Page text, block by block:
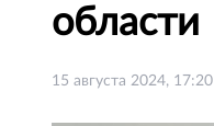
области
15 августа 2024, 17:20